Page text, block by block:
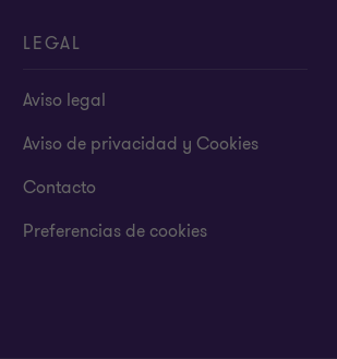
LEGAL
Aviso legal
Aviso de privacidad y Cookies
Contacto
Preferencias de cookies